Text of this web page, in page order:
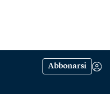
Abbonarsi